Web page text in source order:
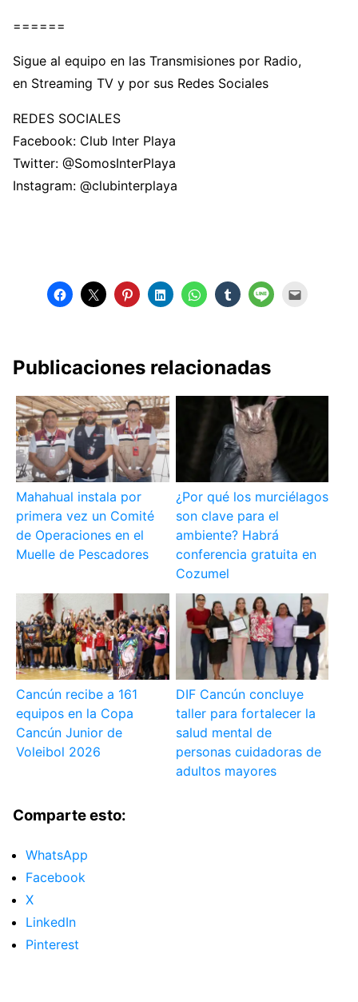
======
Sigue al equipo en las Transmisiones por Radio,
en Streaming TV y por sus Redes Sociales
REDES SOCIALES
Facebook: Club Inter Playa
Twitter: @SomosInterPlaya
Instagram: @clubinterplaya
Publicaciones relacionadas
Mahahual instala por
primera vez un Comité
de Operaciones en el
Muelle de Pescadores
¿Por qué los murciélagos
son clave para el
ambiente? Habrá
conferencia gratuita en
Cozumel
Cancún recibe a 161
equipos en la Copa
Cancún Junior de
Voleibol 2026
DIF Cancún concluye
taller para fortalecer la
salud mental de
personas cuidadoras de
adultos mayores
Comparte esto:
WhatsApp
Facebook
X
LinkedIn
Pinterest